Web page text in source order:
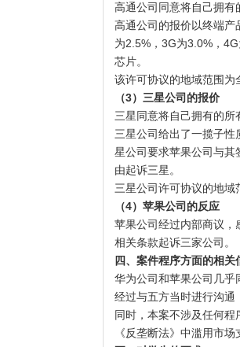
高通公司同意将自己拥
高通公司的报价以终端
为2.5%，3G为3.0%，
芯片。
该许可协议的地域范围为
（3）三星公司的报价
三星同意将自己拥有的
三星公司给出了一揽子
星公司要求苹果公司与
由起诉三星。
三星公司许可协议的地域
（4）苹果公司的反应
苹果公司经过内部商议
相关条款起诉三家公司。
四、案件程序方面的相关
华为公司和苹果公司几
经过与五方当时进行沟
同时，本案不涉及任何
《反垄断法》中滥用市